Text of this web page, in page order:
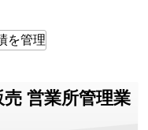
営業所管理業